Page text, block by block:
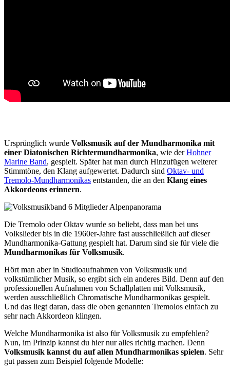
Ursprünglich wurde Volksmusik auf der Mundharmonika mit
einer Diatonischen Richtermundharmonika, wie derHohner
Marine Band, gespielt. Später hat man durch Hinzufügen weiterer
Stimmtöne, den Klang aufgewertet. Dadurch sind Oktav- und
Tremolo-Mundharmonikas entstanden, die an den Klang eines
Akkordeons erinnern.
Die Tremolo oder Oktav wurde so beliebt, dass man bei uns
Volkslieder bis in die 1960er-Jahre fast ausschließlich auf dieser
Mundharmonika-Gattung gespielt hat. Darum sind sie für viele die
Mundharmonikas für Volksmusik.
Hört man aber in Studioaufnahmen von Volksmusik und
volkstümlicher Musik, so ergibt sich ein anderes Bild. Denn auf den
professionellen Aufnahmen von Schallplatten mit Volksmusik,
werden ausschließlich Chromatische Mundharmonikas gespielt.
Und das liegt daran, dass die oben genannten Tremolos einfach zu
sehr nach Akkordeon klingen.
Welche Mundharmonika ist also für Volksmusik zu empfehlen?
Nun, im Prinzip kannst du hier nur alles richtig machen. Denn
Volksmusik kannst du auf allen Mundharmonikas spielen. Sehr
gut passen zum Beispiel folgende Modelle: